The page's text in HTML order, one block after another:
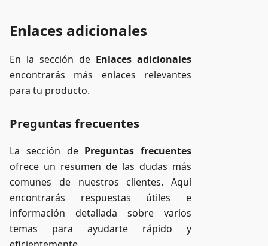
Enlaces adicionales
En la sección de Enlaces adicionales
encontrarás más enlaces relevantes
para tu producto.
Preguntas frecuentes
La sección de Preguntas frecuentes
ofrece un resumen de las dudas más
comunes de nuestros clientes. Aquí
encontrarás respuestas útiles e
información detallada sobre varios
temas para ayudarte rápido y